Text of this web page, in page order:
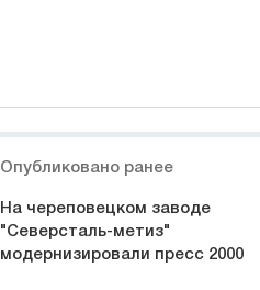
Опубликовано ранее
На череповецком заводе
"Северсталь-метиз"
модернизировали пресс 2000